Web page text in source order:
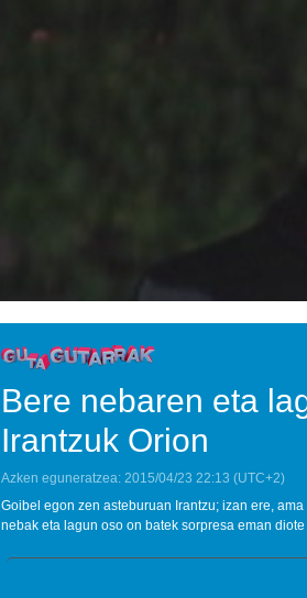
Bere nebaren eta
Irantzuk Orion
Azken eguneratzea: 2015/04/23 22:13 (UTC+2)
Goibel egon zen asteburuan Irantzu; izan ere,
nebak eta lagun oso on batek sorpresa eman